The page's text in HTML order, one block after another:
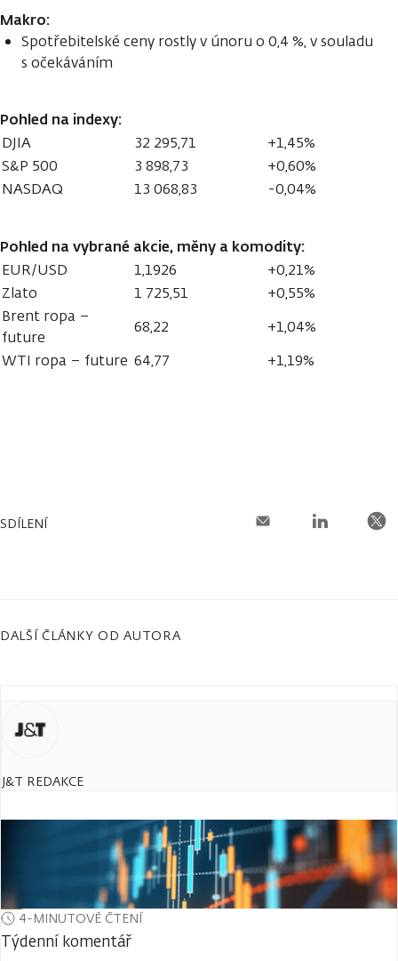
Makro:
Spotřebitelské ceny rostly v únoru o 0,4 %, v souladu
s očekáváním
Pohled na indexy:
DJIA 32 295,71
+1,45%
S&P 500
3 898,73
+0,60%
NASDAQ
13 068,83 -0,04%
Pohled na vybrané akcie, měny a komodity:
EUR/USD 1,1926
+0,21%
Zlato
1 725,51
+0,55%
Brent ropa –
future
68,22
+1,04%
WTI ropa – future 64,77 +1,19%
SDÍLENÍ
DALŠÍ ČLÁNKY OD AUTORA
J&T REDAKCE
4-MINUTOVÉ ČTENÍ
Týdenní komentář